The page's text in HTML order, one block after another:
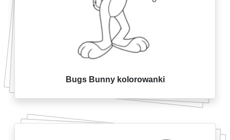
Bugs Bunny kolorowanki